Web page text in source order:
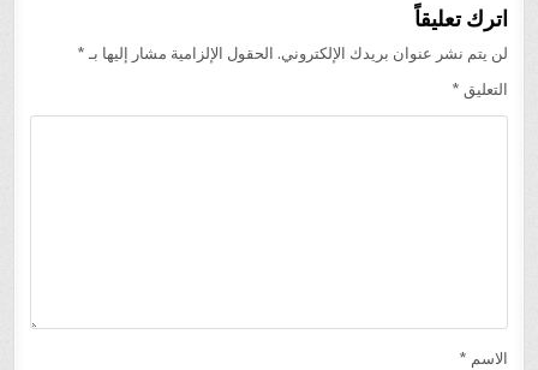
اترك تعليقاً
لن يتم نشر عنوان بريدك الإلكتروني. الحقول الإلزامية مشار إليها بـ *
التعليق *
الاسم *